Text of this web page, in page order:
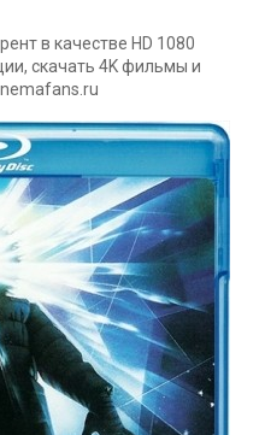
в качестве HD 1080
скачать 4K фильмы и